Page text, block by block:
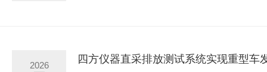
在提质、节能、降耗等方面实现了多重突破。一
何离不开精准热值监测？加热炉的核心任务是将钢
2026